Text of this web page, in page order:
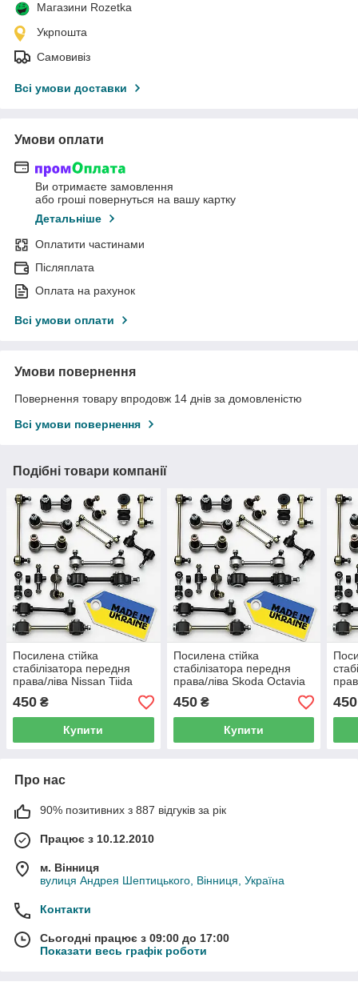
Магазини Rozetka
Укрпошта
Самовивіз
Всі умови доставки
Умови оплати
Ви отримаєте замовлення
або гроші повернуться на вашу картку
Детальніше
Оплатити частинами
Післяплата
Оплата на рахунок
Всі умови оплати
Умови повернення
Повернення товару впродовж 14 днів за домовленістю
Всі умови повернення
Подібні товари компанії
Посилена стійка
стабілізатора передня
права/ліва Nissan Tiida
(SC11) (2004-2013 р.в) -
54618-9U00A, (33)
450 ₴
Купити
Посилена стійка
стабілізатора передня
права/ліва Skoda Octavia
II (1Z3, 1Z5) (2004-2013
р.в) - 1KD411315A, (42)
450₴
Купити
IV
450
Про нас
90% позитивних з 887 відгуків за рік
Працює з 10.12.2010
м. Вінниця
вулиця Андрея Шептицького, Вінниця, Україна
Контакти
Сьогодні працює з 09:00 до 17:00
Показати весь графік роботи